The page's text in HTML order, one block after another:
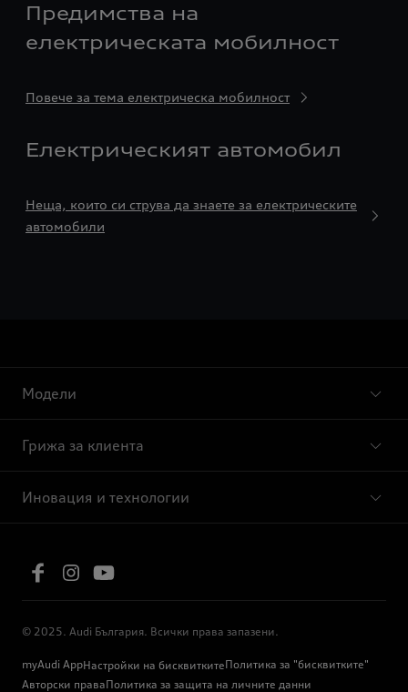
Предимства на
електрическата мобилност
Повече за тема електрическа мобилност
Електрическият автомобил
Неща, които си струва да знаете за електрическите
автомобили
Модели
Грижа за клиента
Иновация и технологии
© 2025. Audi България. Всички права запазени.
myAudi AppНастройки на бисквиткитеПолитика за "бисквитките"
Авторски праваПолитика за защита на личните данни